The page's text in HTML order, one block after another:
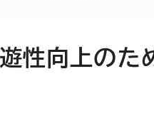
性向上のた